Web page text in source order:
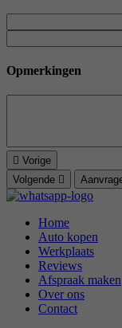
Opmerkingen
Vorige
Volgende
Home
Auto kopen
Werkplaats
Reviews
Afspraak maken
Over ons
Contact